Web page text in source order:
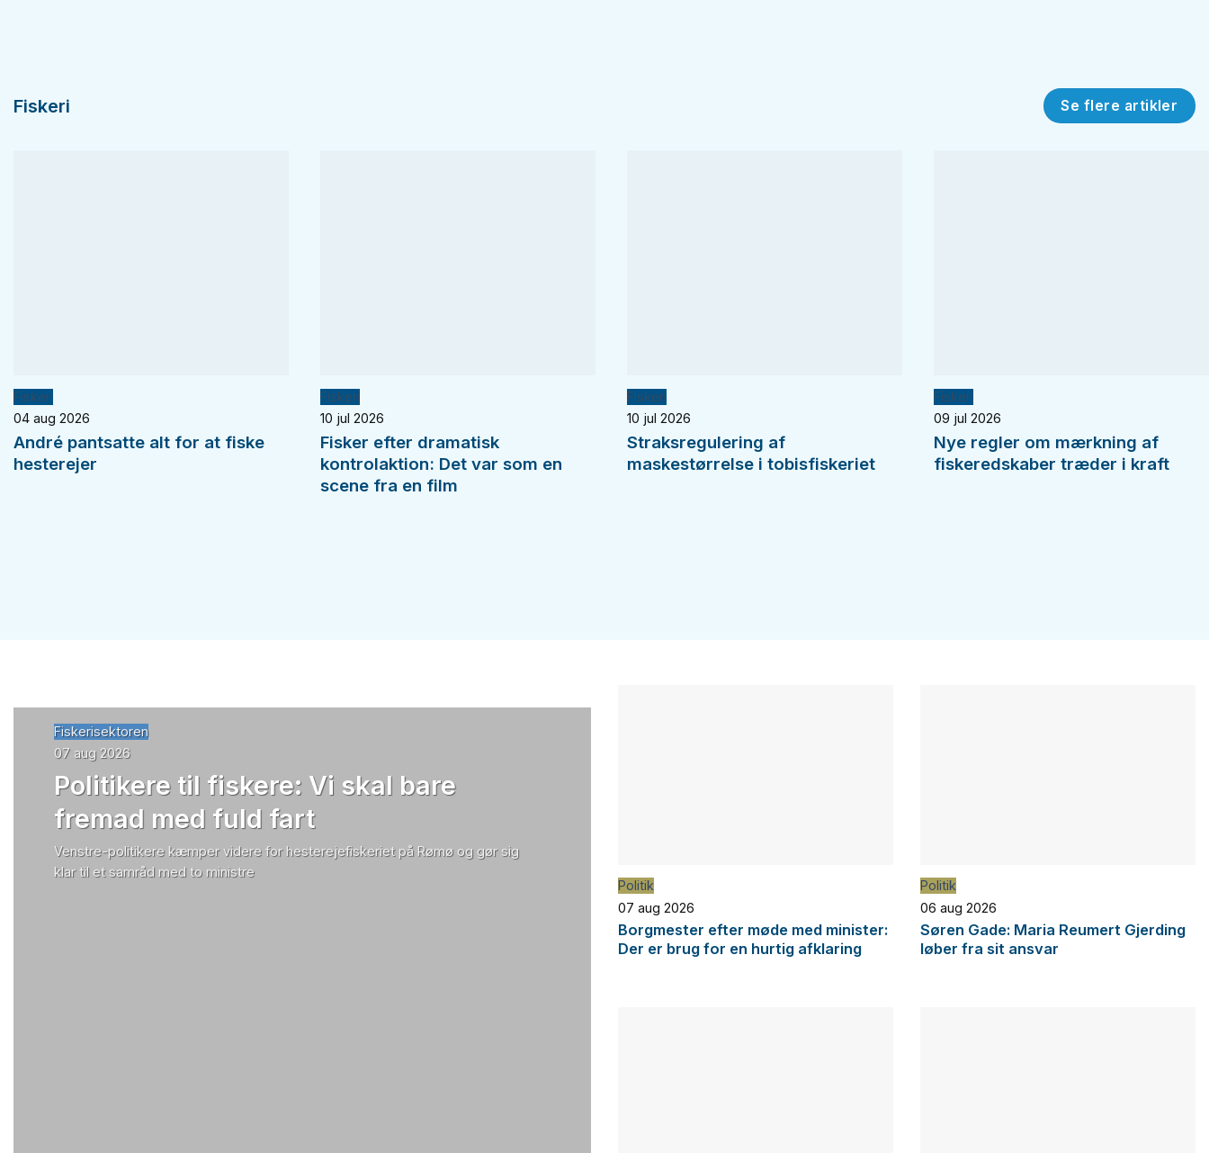
Fiskeri Se flere artikler
Fiskeri
04 aug 2026
André pantsatte alt for at fiske
hesterejer
Fiskeri
10 jul 2026
Fisker efter dramatisk
kontrolaktion: Det var som en
scene fra en film
Fiskeri
10 jul 2026
Straksregulering af
maskestørrelse i tobisfiskeriet
Fiskeri
09 jul 2026
Nye regler om mærkning af
fiskeredskaber træder i kraft
Fiskerisektoren
07 aug 2026
Politikere til fiskere: Vi skal bare
fremad med fuld fart
Venstre-politikere kæmper videre for hesterejefiskeriet på Rømø og gør sig
klar til et samråd med to ministre
Politik
07 aug 2026
Borgmester efter møde med minister:
Der er brug for en hurtig afklaring
Politik
06 aug 2026
Søren Gade: Maria Reumert Gjerding
løber fra sit ansvar